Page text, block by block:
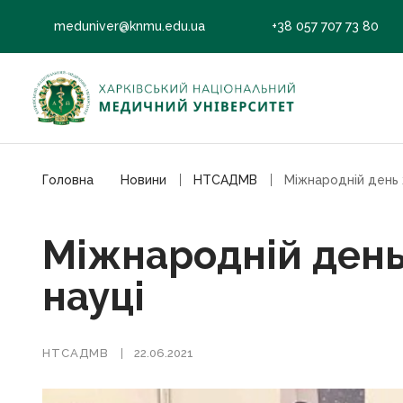
meduniver@knmu.edu.ua +38 057 707 73 80
Головна Новини НТСАДМВ
Міжнародній
науці
НТСАДМВ 22.06.2021